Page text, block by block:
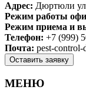
Адрес: Дюртюли
Режим работы
Режим приема и
Телефон: +7 (999)
Почта: pest-control-
МЕНЮ